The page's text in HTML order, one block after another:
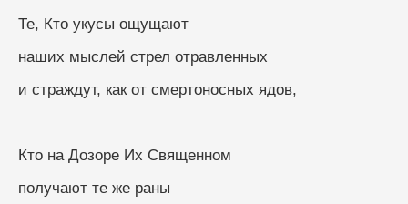
Те, Кто укусы ощущают
наших мыслей стрел отравленных
и страждут, как от смертоносных ядов,
Кто на Дозоре Их Священном
получают те же раны